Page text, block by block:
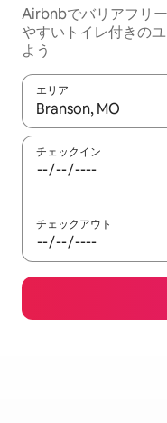
Airbnbでバリアフリ
やすいトイレ付きの
よう
エリア
検索結果が表示され
チェックイン
チェックアウト